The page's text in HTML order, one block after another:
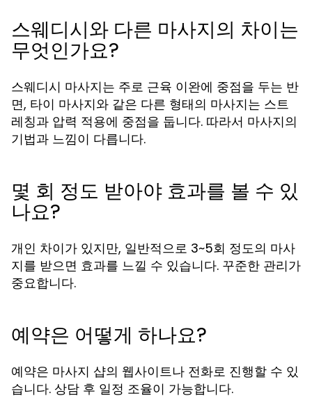
스웨디시와 다른 마사지의 차이는
무엇인가요?
스웨디시 마사지는 주로 근육 이완에 중점을 두는 반
면, 타이 마사지와 같은 다른 형태의 마사지는 스트
레칭과 압력 적용에 중점을 둡니다. 따라서 마사지의
기법과 느낌이 다릅니다.
몇 회 정도 받아야 효과를 볼 수 있
나요?
개인 차이가 있지만, 일반적으로 3~5회 정도의 마사
지를 받으면 효과를 느낄 수 있습니다. 꾸준한 관리가
중요합니다.
예약은 어떻게 하나요?
예약은 마사지 샵의 웹사이트나 전화로 진행할 수 있
습니다. 상담 후 일정 조율이 가능합니다.